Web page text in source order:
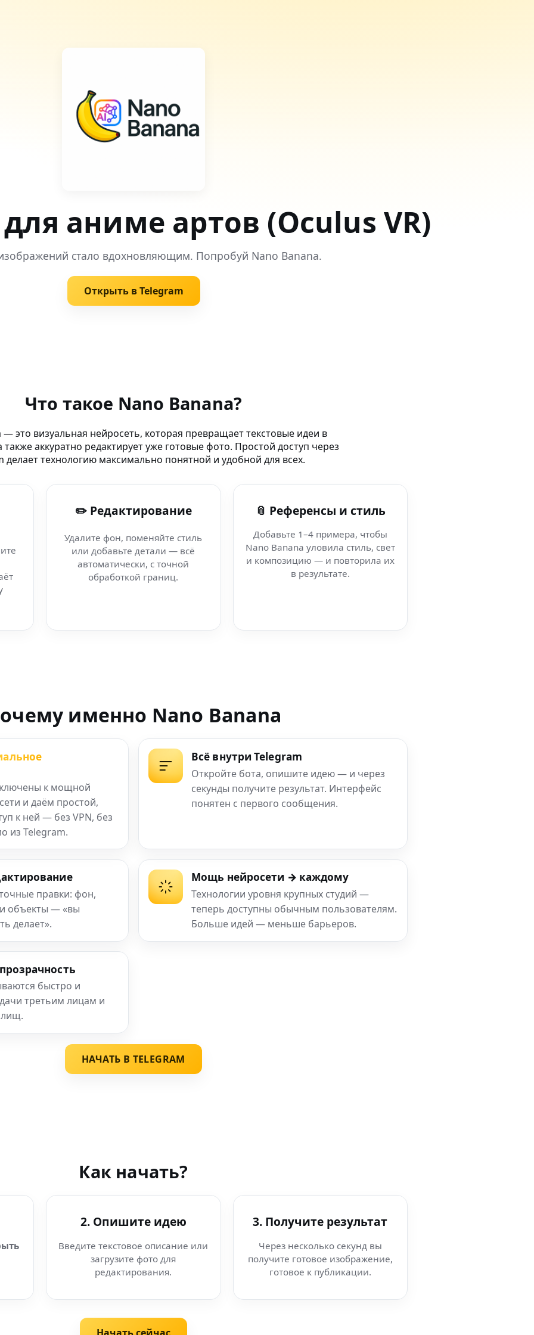
аниме артов (Oculus VR)
стало вдохновляющим. Попробуй Nano Banana.
Открыть в Telegram
интеллект
Banana
Banana прямо
Аравия
Петербург
в в вашей сети
Что такое Nano Banana?
— это визуальная нейросеть, которая превращает текстовые идеи в
аккуратно редактирует уже готовые фото. Простой доступ через
делает технологию максимально понятной и удобной для всех.
✏️ Редактирование
Удалите фон, поменяйте стиль
или добавьте детали — всё
автоматически, с точной
обработкой границ.
📎 Референсы и стиль
Добавьте 1–4 примера, чтобы
Nano Banana уловила стиль, свет
и композицию — и повторила их
в результате.
именно Nano Banana
к мощной
и даём простой,
к ней — без VPN, без
из Telegram.
Всё внутри Telegram
Откройте бота, опишите идею — и через
секунды получите результат. Интерфейс
понятен с первого сообщения.
правки: фон,
объекты — «вы
делает».
Мощь нейросети → каждому
Технологии уровня крупных студий —
теперь доступны обычным пользователям.
Больше идей — меньше барьеров.
быстро и
третьим лицам и
НАЧАТЬ В TELEGRAM
Как начать?
2. Опишите идею
Введите текстовое описание или
загрузите фото для
редактирования.
3. Получите результат
Через несколько секунд вы
получите готовое изображение,
готовое к публикации.